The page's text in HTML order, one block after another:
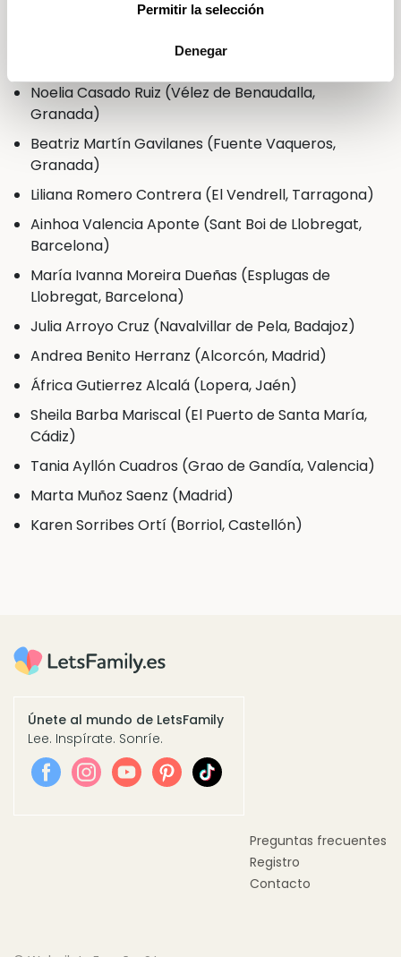
Permitir la selección
Denegar
Sander Van-Dinter (Barcelona)
Noelia Casado Ruiz (Vélez de Benaudalla,
Granada)
Beatriz Martín Gavilanes (Fuente Vaqueros,
Granada)
Liliana Romero Contrera (El Vendrell, Tarragona)
Ainhoa Valencia Aponte (Sant Boi de Llobregat,
Barcelona)
María Ivanna Moreira Dueñas (Esplugas de
Llobregat, Barcelona)
Julia Arroyo Cruz (Navalvillar de Pela, Badajoz)
Andrea Benito Herranz (Alcorcón, Madrid)
África Gutierrez Alcalá (Lopera, Jaén)
Sheila Barba Mariscal (El Puerto de Santa María,
Cádiz)
Tania Ayllón Cuadros (Grao de Gandía, Valencia)
Marta Muñoz Saenz (Madrid)
Karen Sorribes Ortí (Borriol, Castellón)
Únete al mundo de LetsFamily
Lee. Inspírate. Sonríe.
Preguntas frecuentes
Registro
Contacto